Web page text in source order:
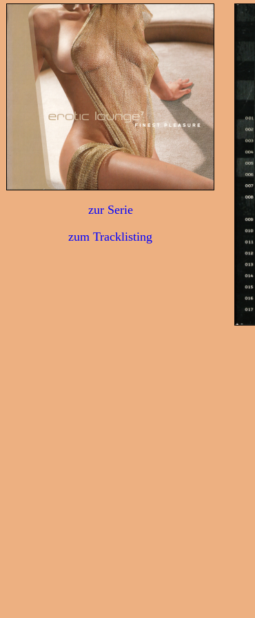
zur Serie
zum Tracklisting